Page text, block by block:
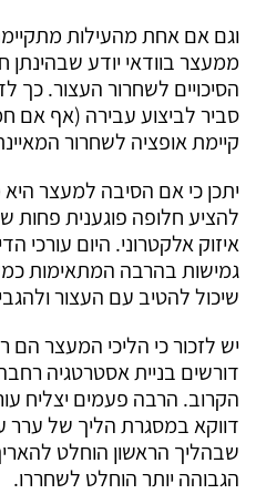
וגם אם אחת מהעילות
ממעצר בוודאי יודע שבהינתן
הסיכויים לשחרור העצור. כך
סביר לביצוע עבירה (אף אם
קיימת אופציה לשחרור
יתכן כי אם הסיבה למעצר היא
להציע חלופה פוגענית פחות
איזוק אלקטרוני. היום עורכי
גמישות בהרבה המתאימות
שיכול להטיב עם העצור
יש לזכור כי הליכי המעצר הם
דורשים בניית אסטרטגיה
הקרוב. הרבה פעמים יצליח
דווקא במסגרת הליך של ערר
שבהליך הראשון הוחלט
הגבוהה יותר הוחלט לשחררו.